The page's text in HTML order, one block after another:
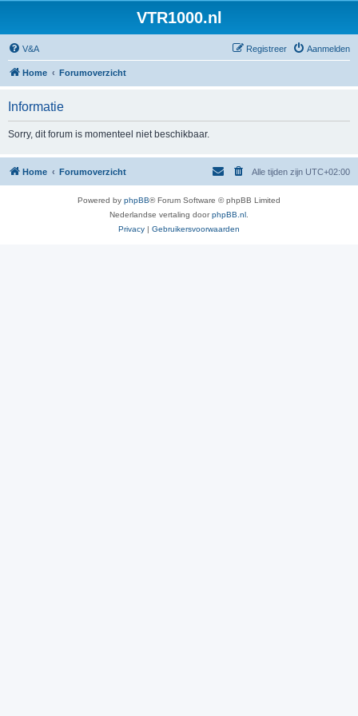
VTR1000.nl
V&A Aanmelden
Registreer
Home Forumoverzicht
Informatie
Sorry, dit forum is momenteel niet beschikbaar.
Home Forumoverzicht Alle tijden zijn UTC+02:00
Powered by phpBB® Forum Software © phpBB Limited
Nederlandse vertaling doorphpBB.nl
Privacy | Gebruikersvoorwaarden